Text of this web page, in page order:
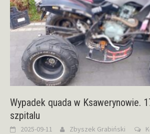
Wypadek quada w Ksawerynowie.
szpitalu
2025-09-11 Zbyszek Grabiński